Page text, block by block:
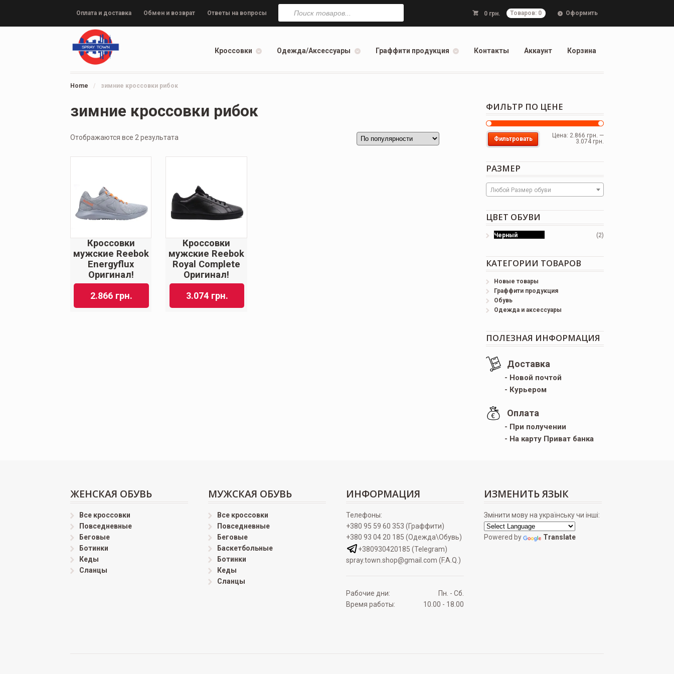
Оплата и доставка Обмен и возврат Ответы на вопросы 0 грн. Товаров: 0 Оформить
Поиск
товаров
Кроссовки Одежда/Аксессуары Граффити продукция Контакты Аккаунт Корзина
Home / зимние кроссовки рибок
зимние кроссовки рибок
Отображаются все 2 результата
Кроссовки
мужские Reebok
Energyflux
Оригинал!
2.866 грн.
Кроссовки
мужские Reebok
Royal Complete
Оригинал!
3.074 грн.
ФИЛЬТР ПО ЦЕНЕ
Фильтровать Цена: 2.866 грн. —
3.074 грн.
РАЗМЕР
Любой Размер обуви
ЦВЕТ ОБУВИ
Черный (2)
КАТЕГОРИИ ТОВАРОВ
Новые товары
Граффити продукция
Обувь
Одежда и аксессуары
ПОЛЕЗНАЯ ИНФОРМАЦИЯ
Доставка
- Новой почтой
- Курьером
Оплата
- При получении
- На карту Приват банка
ЖЕНСКАЯ ОБУВЬ
Все кроссовки
Повседневные
Беговые
Ботинки
Кеды
Сланцы
МУЖСКАЯ ОБУВЬ
Все кроссовки
Повседневные
Беговые
Баскетбольные
Ботинки
Кеды
Сланцы
ИНФОРМАЦИЯ
Телефоны:
+380 95 59 60 353 (Граффити)
+380 93 04 20 185 (Одежда\Обувь)
+380930420185 (Telegram)
spray.town.shop@gmail.com (F.A.Q.)
Рабочие дни:
Пн. - Сб.
Время работы:
10.00 - 18.00
ИЗМЕНИТЬ ЯЗЫК
Змінити мову на українську чи інші:
Powered by Translate